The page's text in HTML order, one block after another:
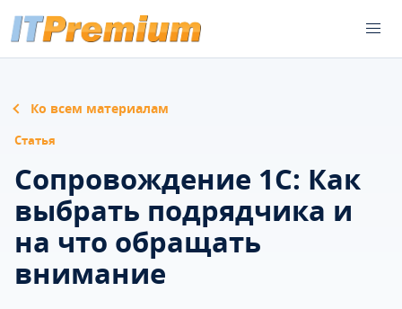
Ко всем материалам
Статья
Сопровождение 1С: Как
выбрать подрядчика и
на что обращать
внимание